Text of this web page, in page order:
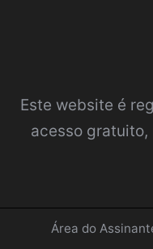
Este website é
acesso
Área do